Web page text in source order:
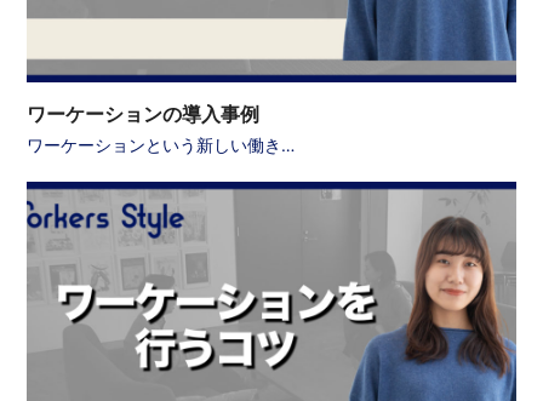
ワーケーションの導入事例
ワーケーションという新しい働き…